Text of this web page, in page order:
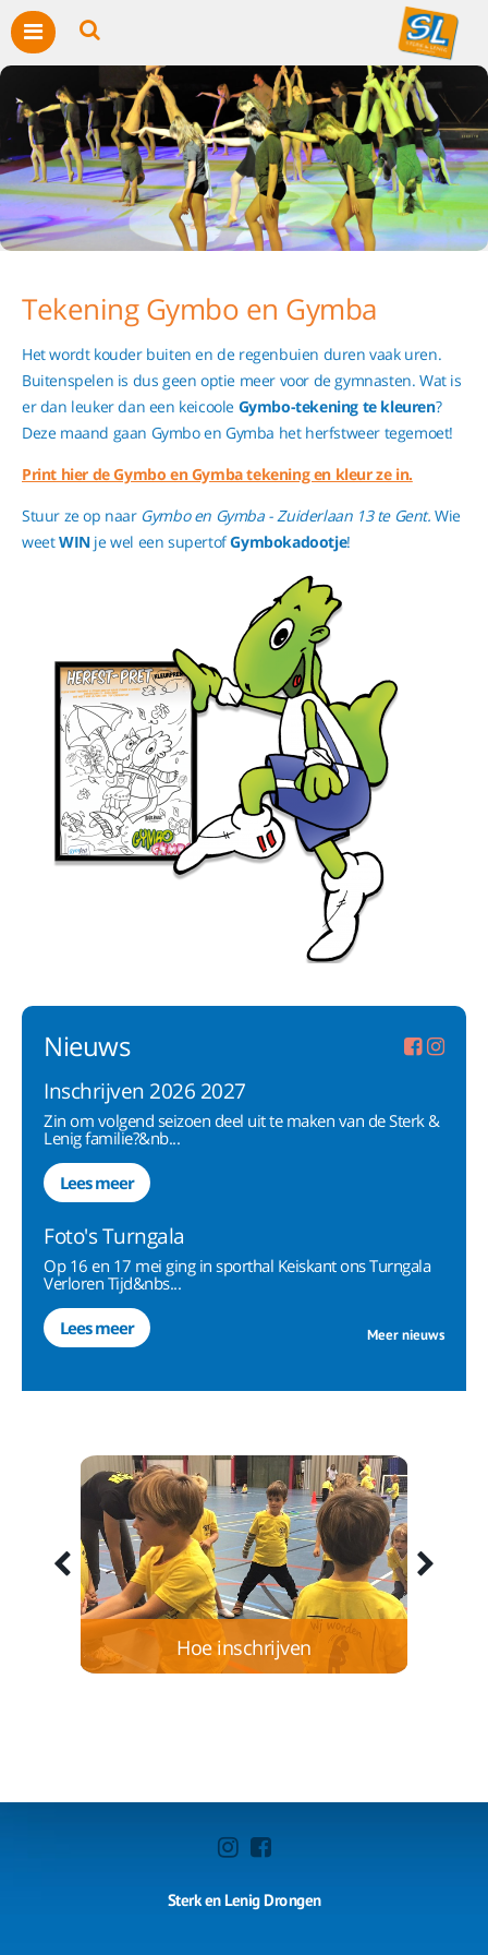
Tekening Gymbo en Gymba
Het wordt kouder buiten en de regenbuien duren vaak uren.
Buitenspelen is dus geen optie meer voor de gymnasten. Wat is
er dan leuker dan een keicoole Gymbo-tekening te kleuren?
Deze maand gaan Gymbo en Gymba het herfstweer tegemoet!
Print hier de Gymbo en Gymba tekening en kleur ze in.
Stuur ze op naar Gymbo en Gymba - Zuiderlaan 13 te Gent. Wie
weetWIN je wel een supertofGymbokadootje!
Nieuws
Inschrijven 2026 2027
Zin om volgend seizoen deel uit te maken van de Sterk &
Lenig familie?&nb...
Lees meer
Foto's Turngala
Op 16 en 17 mei ging in sporthal Keiskant ons Turngala
Verloren Tijd&nbs...
Lees meer Meer nieuws
Hoe inschrijven
Sterk en Lenig Drongen